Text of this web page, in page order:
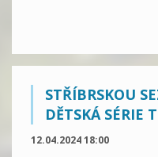
STŘÍBRSKOU
DĚTSKÁ SÉRIE
12.04.2024 18:00